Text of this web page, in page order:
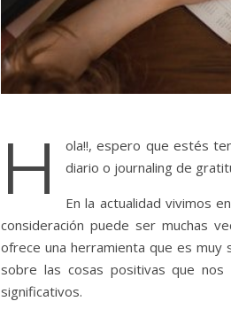
H
ola!!, espero que estés
diario o journaling de
En la actualidad vivimos
consideración puede ser muchas
ofrece una herramienta que es
sobre las cosas positivas que
significativos.